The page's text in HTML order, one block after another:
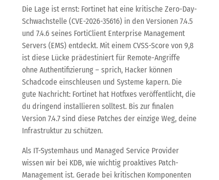
Die Lage ist ernst: Fortinet hat eine kritische Zero-Day-
Schwachstelle (CVE-2026-35616) in den Versionen 7.4.5
und 7.4.6 seines FortiClient Enterprise Management
Servers (EMS) entdeckt. Mit einem CVSS-Score von 9,8
ist diese Lücke prädestiniert für Remote-Angriffe
ohne Authentifizierung – sprich, Hacker können
Schadcode einschleusen und Systeme kapern. Die
gute Nachricht: Fortinet hat Hotfixes veröffentlicht, die
du dringend installieren solltest. Bis zur finalen
Version 7.4.7 sind diese Patches der einzige Weg, deine
Infrastruktur zu schützen.
Als IT-Systemhaus und Managed Service Provider
wissen wir bei KDB, wie wichtig proaktives Patch-
Management ist. Gerade bei kritischen Komponenten